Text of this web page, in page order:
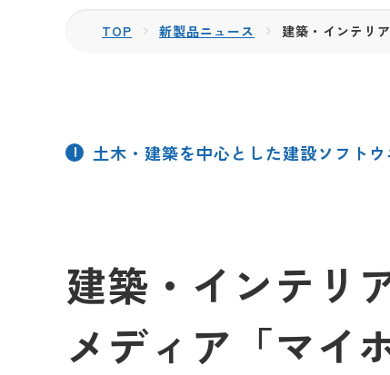
TOP 新製品ニュース 建築・インテリ
土木・建築を中心とした建設ソフト
建築・インテリ
メディア「マイ